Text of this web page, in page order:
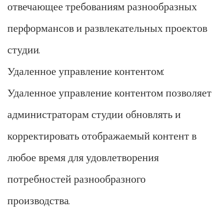
отвечающее требованиям разнообразных
перформансов и развлекательных проектов
студии.
Удаленное управление контентом:
Удаленное управление контентом позволяет
администраторам студии обновлять и
корректировать отображаемый контент в
любое время для удовлетворения
потребностей разнообразного
производства.